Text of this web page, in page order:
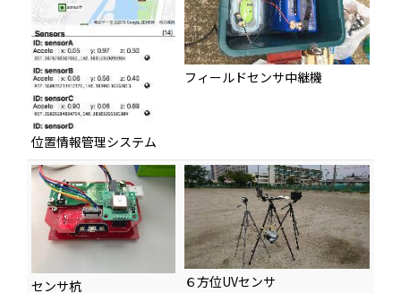
位置情報管理システム
フィールドセンサ中継機
センサ杭 ６方位UVセンサ